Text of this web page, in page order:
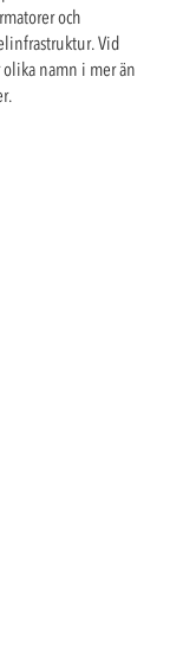
och
Vid
namn i mer än